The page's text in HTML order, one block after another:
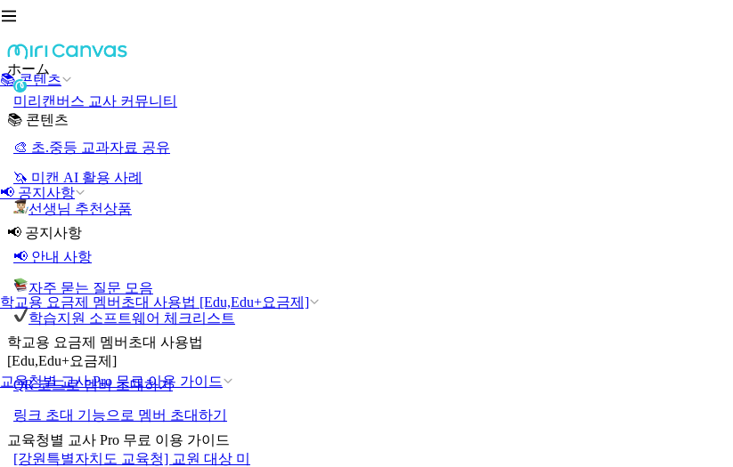
📚 콘텐츠
📢 공지사항
학교용 요금제 멤버초대 사용법 [Edu,Edu+요금제]
교육청별 교사 Pro 무료 이용 가이드
ホーム
미리캔버스 교사 커뮤니티
📚 콘텐츠
🎨 초.중등 교과자료 공유
🦄 미캔 AI 활용 사례
선생님 추천상품
📢 공지사항
📢 안내 사항
자주 묻는 질문 모음
학습지원 소프트웨어 체크리스트
학교용 요금제 멤버초대 사용법
[Edu,Edu+요금제]
QR 코드로 멤버 초대하기
링크 초대 기능으로 멤버 초대하기
교육청별 교사 Pro 무료 이용 가이드
[강원특별자치도 교육청] 교원 대상 미